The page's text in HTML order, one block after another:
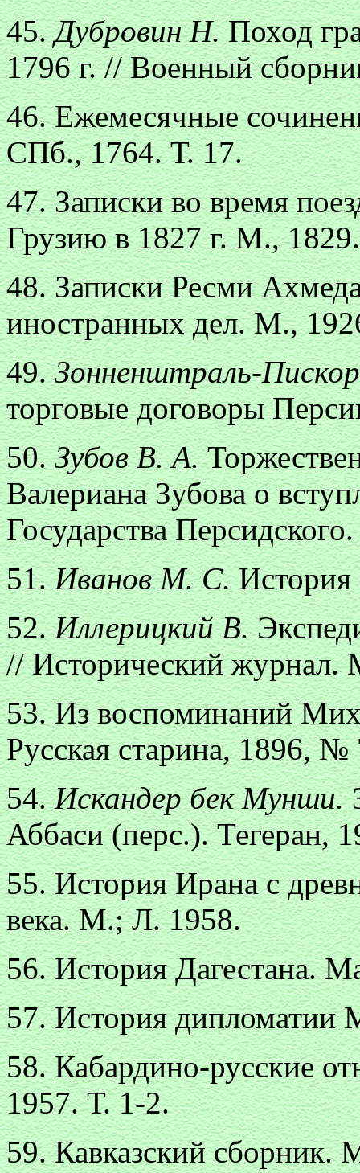
45.Дубровин Н.Поход
1796 г. // Военный
46. Ежемесячные
СПб., 1764. Т. 17.
47. Записки во время
Грузию в 1827 г. М., 1829.
48. Записки Ресми
иностранных дел. М.,
49.Зонненштраль-
торговые договоры
50.Зубов В. А.
Валериана Зубова о
Государства Персидского.
51.Иванов М. С.
52.Иллерицкий В.
// Исторический
53. Из воспоминаний
Русская старина, 1896, №
54.Искандер бек Мунши.
Аббаси (перс.). Тегеран,
55. История Ирана с
века. М.; Л. 1958.
56. История Дагестана.
57. История дипломатии
58. Кабардино-русские
1957. Т. 1-2.
59. Кавказский сборник.